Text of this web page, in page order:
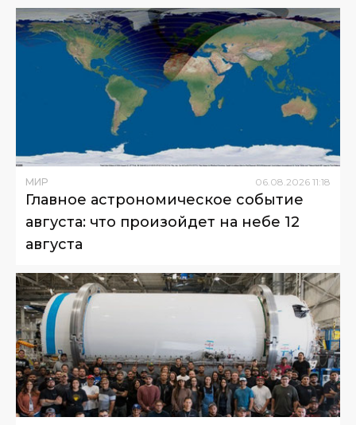
МИР 06.08.2026 11:18
Главное астрономическое событие
августа: что произойдет на небе 12
августа